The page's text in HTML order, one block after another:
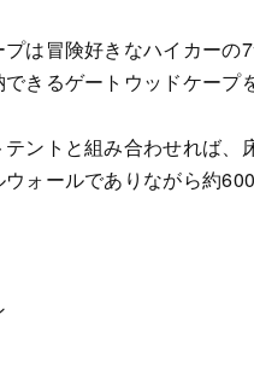
は冒険好きなハイカーの7
きるゲートウッドケープ
ントと組み合わせれば、
ォールでありながら約